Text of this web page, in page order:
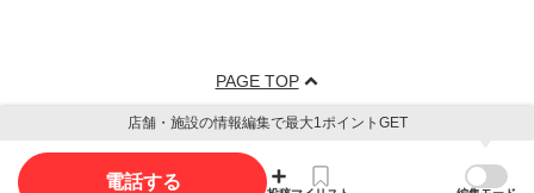
PAGE TOP
店舗・施設の情報編集で最大1ポイントGET
電話する